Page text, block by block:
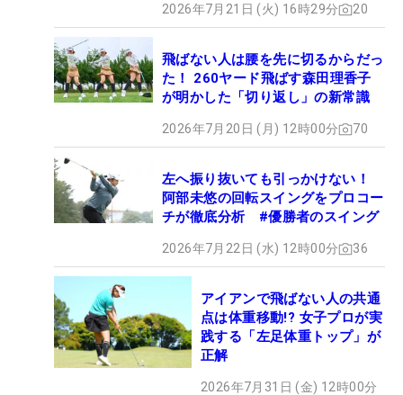
2026年7月21日 (火) 16時29分 20
飛ばない人は腰を先に切るからだっ
た！ 260ヤード飛ばす森田理香子
が明かした「切り返し」の新常識
2026年7月20日 (月) 12時00分 70
左へ振り抜いても引っかけない！
阿部未悠の回転スイングをプロコー
チが徹底分析 #優勝者のスイング
2026年7月22日 (水) 12時00分 36
アイアンで飛ばない人の共通
点は体重移動!? 女子プロが実
践する「左足体重トップ」が
正解
2026年7月31日 (金) 12時00分